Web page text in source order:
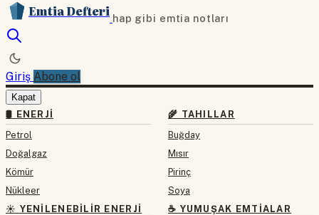
Emtia Defteri hap gibi emtia notları
Giriş Abone ol
Kapat
🛢 ENERJI
Petrol
Doğalgaz
Kömür
Nükleer
☀️ YENILENEBILIR ENERJI
🌾 TAHILLAR
Buğday
Mısır
Pirinç
Soya
☕ YUMUŞAK EMTIALAR